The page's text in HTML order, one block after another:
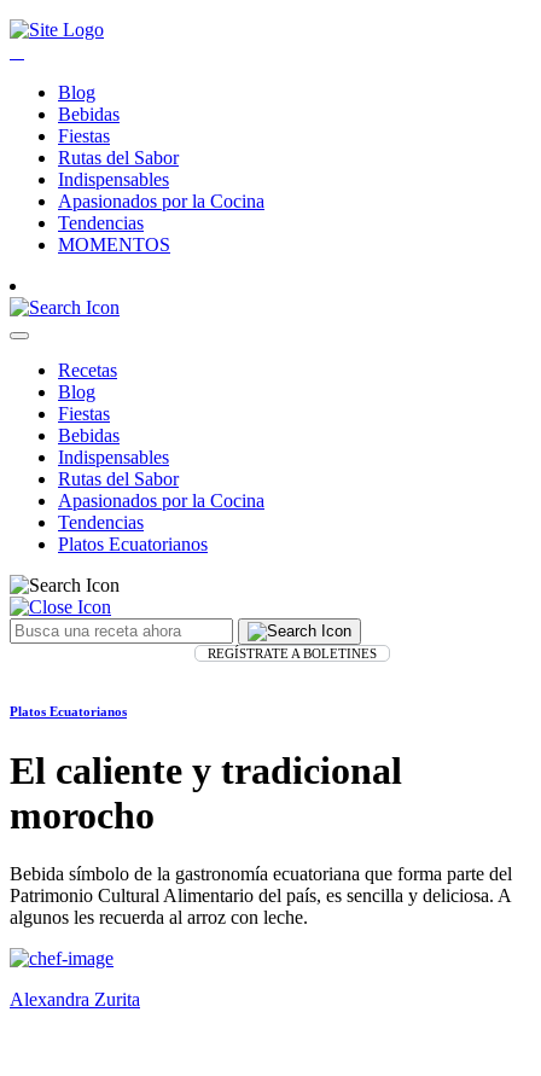
Blog
Bebidas
Fiestas
Rutas del Sabor
Indispensables
Apasionados por la Cocina
Tendencias
MOMENTOS
Recetas
Blog
Fiestas
Bebidas
Indispensables
Rutas del Sabor
Apasionados por la Cocina
Tendencias
Platos Ecuatorianos
REGÍSTRATE A BOLETINES
Platos Ecuatorianos
El caliente y tradicional
morocho
Bebida símbolo de la gastronomía ecuatoriana que forma parte del
Patrimonio Cultural Alimentario del país, es sencilla y deliciosa. A
algunos les recuerda al arroz con leche.
Alexandra Zurita